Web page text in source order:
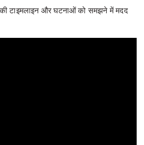
टाइमलाइन और घटनाओं को समझने में मदद